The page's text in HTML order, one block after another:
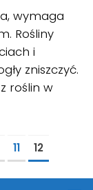
wymaga
Rośliny
i
zniszczyć.
roślin w
11 12